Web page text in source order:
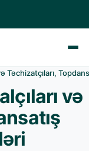
Təchizatçıları,
və